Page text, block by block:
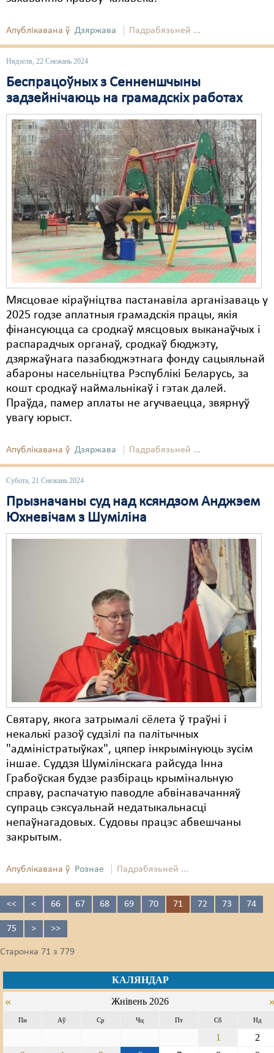
Апублікавана ў Дзяржава Падрабязьней ...
Нядзеля, 22 Снежань 2024
Беспрацоўных з Сенненшчыны
задзейнічаюць на грамадскіх работах
Мясцовае кіраўніцтва пастанавіла арганізаваць у
2025 годзе аплатныя грамадскія працы, якія
фінансуюцца са сродкаў мясцовых выканаўчых і
распарадчых органаў, сродкаў бюджэту,
дзяржаўнага пазабюджэтнага фонду сацыяльнай
абароны насельніцтва Рэспублікі Беларусь, за
кошт сродкаў наймальнікаў і гэтак далей.
Праўда, памер аплаты не агучваецца, звярнуў
увагу юрыст.
Апублікавана ў Дзяржава Падрабязьней ...
Субота, 21 Снежань 2024
Прызначаны суд над ксяндзом Анджэем
Юхневічам з Шуміліна
Святару, якога затрымалі сёлета ў траўні і
некалькі разоў судзілі па палітычных
"адміністратыўках", цяпер інкрымінуюць зусім
іншае. Суддзя Шумілінскага райсуда Інна
Грабоўская будзе разбіраць крымінальную
справу, распачатую паводле абвінавачанняў
супраць сэксуальнай недатыкальнасці
непаўнагадовых. Судовы працэс абвешчаны
закрытым.
Апублікавана ў Рознае Падрабязьней ...
<< < 66 67 68 69 70 71 72 73 74
75 > >>
Старонка 71 з 779
КАЛЯНДАР
« Жнівень 2026
Пн Аў Ср Чц Пт Сб Нд
1
2